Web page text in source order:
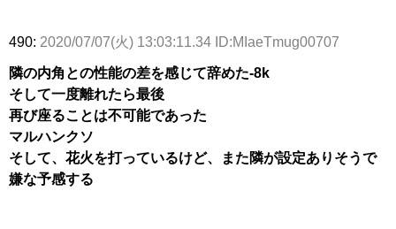
490: 2020/07/07(火) 13:03:11.34 ID:MIaeTmug00707
隣の内角との性能の差を感じて辞めた-8k
そして一度離れたら最後
再び座ることは不可能であった
マルハンクソ
そして、花火を打っているけど、また隣が設定ありそうで
嫌な予感する